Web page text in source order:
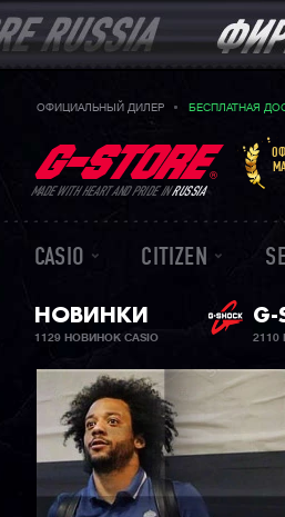
ОФИЦИАЛЬНЫЙ ДИЛЕР БЕСПЛАТНАЯ
MADE WITH HEART AND PRIDE INRUSSIA
CASIO CITIZEN
НОВИНКИ
1129 НОВИНОК CASIO
G-
2110